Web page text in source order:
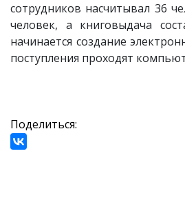
сотрудников насчитывал 36
человек, а книговыдача
начинается создание
поступления проходят
Поделиться: